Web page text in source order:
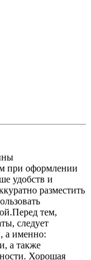
при оформлении
удобств и
разместить
тем,
следует
а именно:
а также
Хорошая